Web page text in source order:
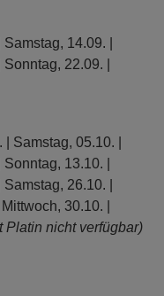
14.09. |
22.09. |
Samstag, 05.10. |
13.10. |
26.10. |
30.10. |
Platin nicht verfügbar)